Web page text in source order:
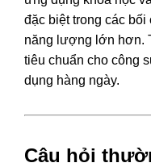
đặc biệt trong các bối
năng lượng lớn hơn.
tiêu chuẩn cho công
dụng hàng ngày.
Câu hỏi